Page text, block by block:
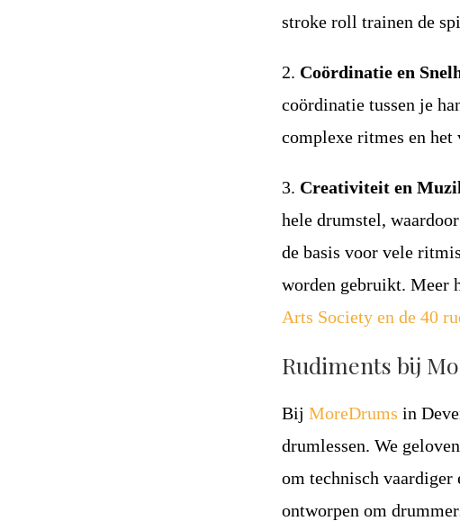
stroke roll trainen de
2. Coördinatie en
coördinatie tussen je
complexe ritmes en het
3. Creativiteit en
hele drumstel,
de basis voor vele
worden gebruikt. Meer
Arts Society en de 40
Rudiments bij
BijMoreDrums in
drumlessen. We
om technisch
ontworpen om